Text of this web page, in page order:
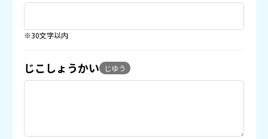
※30文字以内
じこしょうかい じゆう